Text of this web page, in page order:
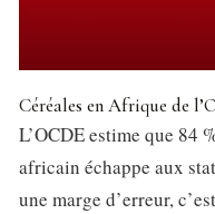
Céréales en Afrique de
L’OCDE estime que 84
africain échappe aux
une marge d’erreur, c’est